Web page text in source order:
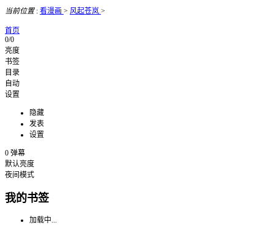
当前位置: 看漫画 > 风起苍岚 >
首页
0/0
亮度
书签
目录
自动
设置
隐藏
发表
设置
0 弹幕
默认亮度
夜间模式
我的书签
加载中...